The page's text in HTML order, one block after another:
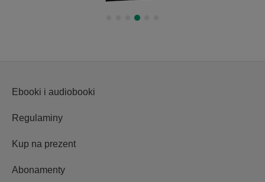
Ebooki i audiobooki
Regulaminy
Kup na prezent
Abonamenty